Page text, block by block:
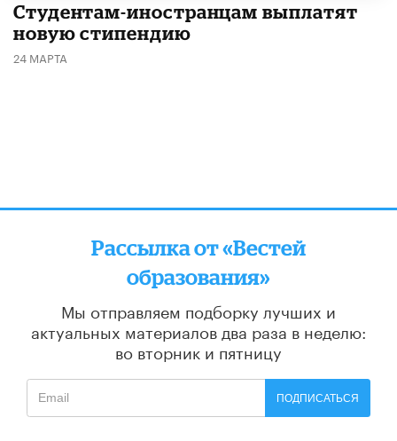
Студентам-иностранцам выплатят
новую стипендию
24 МАРТА
Рассылка от «Вестей
образования»
Мы отправляем подборку лучших и
актуальных материалов два раза в неделю:
во вторник и пятницу
ПОДПИСАТЬСЯ